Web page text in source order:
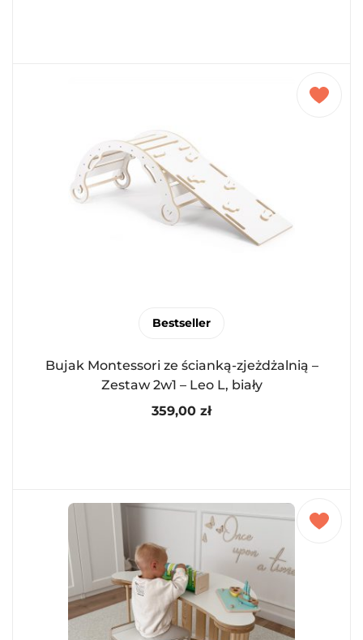
Bestseller
Bujak Montessori ze ścianką-zjeżdżalnią –
Zestaw 2w1 – Leo L, biały
359,00 zł